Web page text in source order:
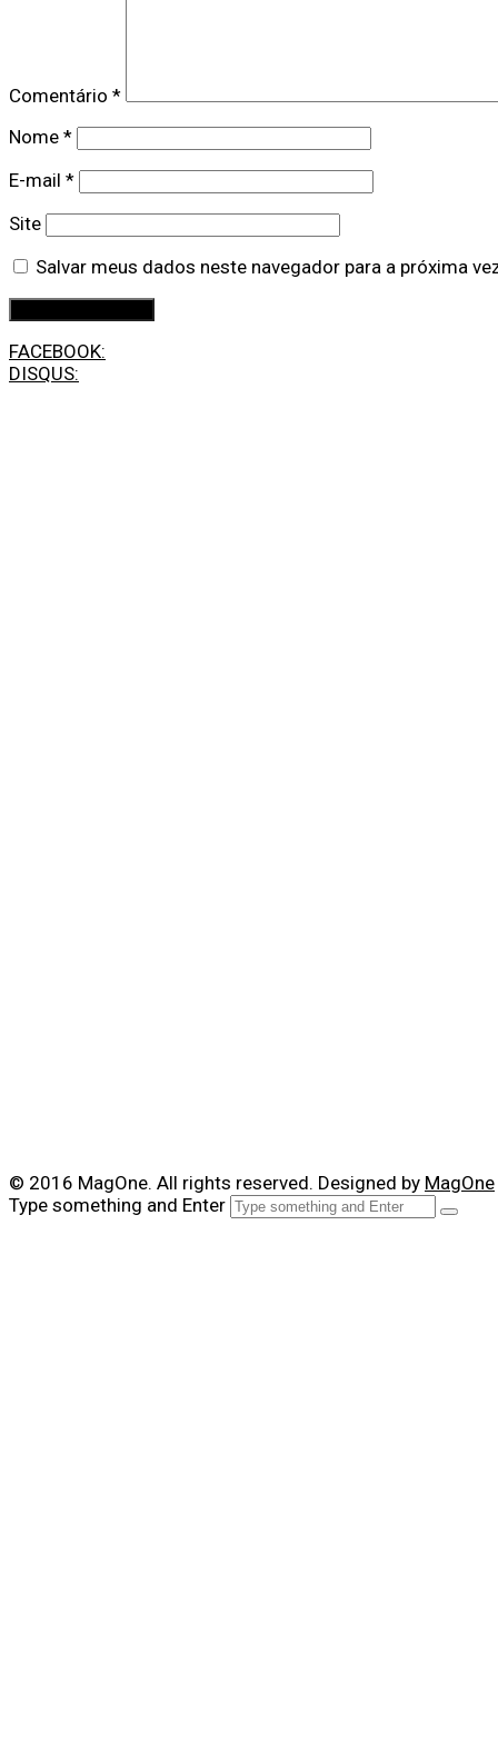
Comentário *
Nome *
E-mail *
Site
Salvar meus dados neste navegador para a próxima
FACEBOOK:
DISQUS:
© 2016 MagOne. All rights reserved. Designed by MagOne
Type something and Enter